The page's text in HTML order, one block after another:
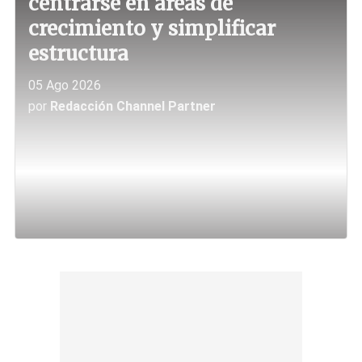
crecimiento y simplificar
estructura
05 Ago 2026
por Redacción Channel Partner